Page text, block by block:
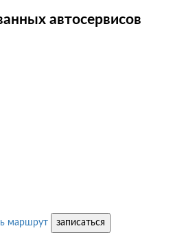
автосервисов
маршрут
записаться